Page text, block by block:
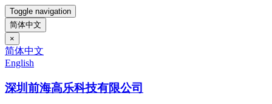
Toggle navigation
简体中文
×
简体中文
English
深圳前海高乐科技有限公司